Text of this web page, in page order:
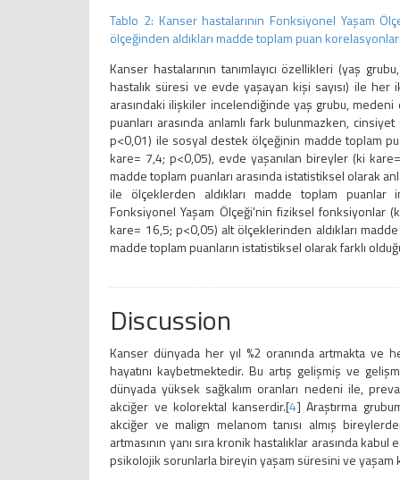
Tablo 2: Kanser hastalarının Fonksiyonel Yaşam
ölçeğinden aldıkları madde toplam puan
Kanser hastalarının tanımlayıcı özellikleri (yaş
hastalık süresi ve evde yaşayan kişi sayısı) ile her
arasındaki ilişkiler incelendiğinde yaş grubu,
puanları arasında anlamlı fark bulunmazken,
p<0,01) ile sosyal destek ölçeğinin madde toplam
kare= 7,4; p<0,05), evde yaşanılan bireyler (ki
madde toplam puanları arasında istatistiksel olarak
ile ölçeklerden aldıkları madde toplam
Fonksiyonel Yaşam Ölçeği'nin fiziksel fonksiyonlar
kare= 16,5; p<0,05) alt ölçeklerinden aldıkları madde
madde toplam puanların istatistiksel olarak farklı
Discussion
Kanser dünyada her yıl %2 oranında artmakta ve
hayatını kaybetmektedir. Bu artış gelişmiş ve
dünyada yüksek sağkalım oranları nedeni ile,
akciğer ve kolorektal kanserdir.[4] Araştırma
akciğer ve malign melanom tanısı almış
artmasının yanı sıra kronik hastalıklar arasında
psikolojik sorunlarla bireyin yaşam süresini ve